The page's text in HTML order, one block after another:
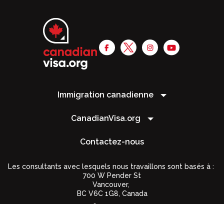
Immigration canadienne
CanadianVisa.org
Contactez-nous
Les consultants avec lesquels nous travaillons sont basés à :
700 W Pender St
Vancouver,
BC V6C 1G8, Canada